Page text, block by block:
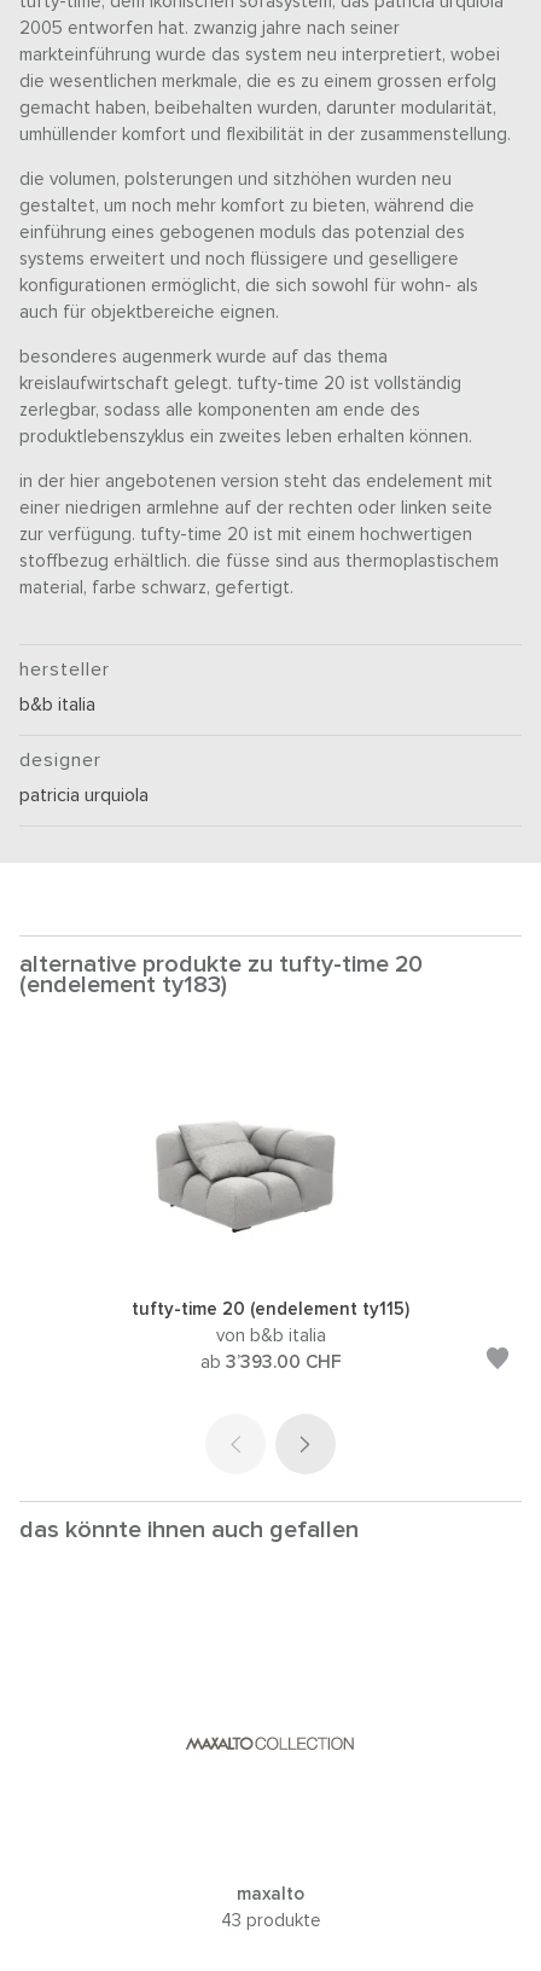
2005 entworfen hat. zwanzig jahre nach seiner
markteinführung wurde das system neu interpretiert, wobei
die wesentlichen merkmale, die es zu einem grossen erfolg
gemacht haben, beibehalten wurden, darunter modularität,
umhüllender komfort und flexibilität in der zusammenstellung.
die volumen, polsterungen und sitzhöhen wurden neu
gestaltet, um noch mehr komfort zu bieten, während die
einführung eines gebogenen moduls das potenzial des
systems erweitert und noch flüssigere und geselligere
konfigurationen ermöglicht, die sich sowohl für wohn- als
auch für objektbereiche eignen.
besonderes augenmerk wurde auf das thema
kreislaufwirtschaft gelegt. tufty-time 20 ist vollständig
zerlegbar, sodass alle komponenten am ende des
produktlebenszyklus ein zweites leben erhalten können.
in der hier angebotenen version steht das endelement mit
einer niedrigen armlehne auf der rechten oder linken seite
zur verfügung. tufty-time 20 ist mit einem hochwertigen
stoffbezug erhältlich. die füsse sind aus thermoplastischem
material, farbe schwarz, gefertigt.
hersteller
b&b italia
designer
patricia urquiola
alternative produkte zu tufty-time 20
(endelement ty183)
tufty-time 20 (endelement ty115)
von b&b italia
ab 3’393.00 CHF
das könnte ihnen auch gefallen
maxalto
43 produkte